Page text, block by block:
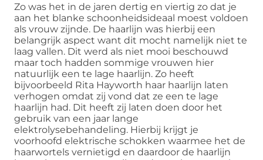
Zo was het in de jaren dertig en viertig zo dat je
aan het blanke schoonheidsideaal moest voldoen
als vrouw zijnde. De haarlijn was hierbij een
belangrijk aspect want dit mocht namelijk niet te
laag vallen. Dit werd als niet mooi beschouwd
maar toch hadden sommige vrouwen hier
natuurlijk een te lage haarlijn. Zo heeft
bijvoorbeeld Rita Hayworth haar haarlijn laten
verhogen omdat zij vond dat ze een te lage
haarlijn had. Dit heeft zij laten doen door het
gebruik van een jaar lange
elektrolysebehandeling. Hierbij krijgt je
voorhoofd elektrische schokken waarmee het de
haarwortels vernietigd en daardoor de haarlijn